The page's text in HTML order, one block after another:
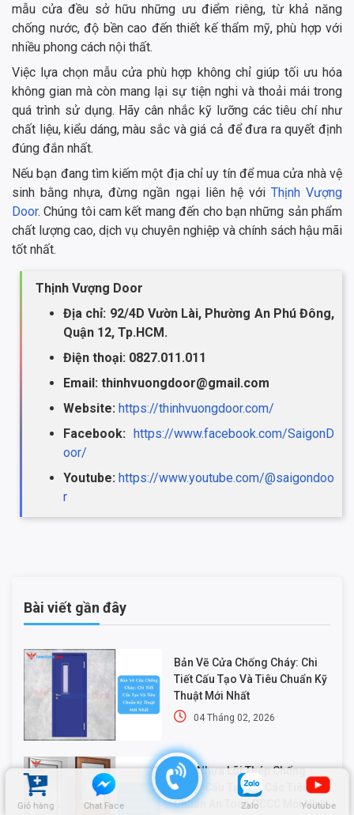
Giỏ hàng Chat Face Zalo Youtube
mẫu cửa đều sở hữu những ưu điểm riêng, từ khả năng
chống nước, độ bền cao đến thiết kế thẩm mỹ, phù hợp với
nhiều phong cách nội thất.
Việc lựa chọn mẫu cửa phù hợp không chỉ giúp tối ưu hóa
không gian mà còn mang lại sự tiện nghi và thoải mái trong
quá trình sử dụng. Hãy cân nhắc kỹ lưỡng các tiêu chí như
chất liệu, kiểu dáng, màu sắc và giá cả để đưa ra quyết định
đúng đắn nhất.
Nếu bạn đang tìm kiếm một địa chỉ uy tín để mua cửa nhà vệ
sinh bằng nhựa, đừng ngần ngại liên hệ với Thịnh Vượng
Door. Chúng tôi cam kết mang đến cho bạn những sản phẩm
chất lượng cao, dịch vụ chuyên nghiệp và chính sách hậu mãi
tốt nhất.
Thịnh Vượng Door
Địa chỉ: 92/4D Vườn Lài, Phường An Phú Đông,
Quận 12, Tp.HCM.
Điện thoại: 0827.011.011
Email: thinhvuongdoor@gmail.com
Website: https://thinhvuongdoor.com/
Facebook: https://www.facebook.com/SaigonD
oor/
Youtube: https://www.youtube.com/@saigondoo
r
Bài viết gần đây
Bản Vẽ Cửa Chống Cháy: Chi
Tiết Cấu Tạo Và Tiêu Chuẩn Kỹ
Thuật Mới Nhất
04 Tháng 02, 2026
Cửa Nhựa Lõi Thép Chống
Cháy: Cấu Tạo Và Các Tiêu
Chuẩn An Toàn PCCC Mới Nhất